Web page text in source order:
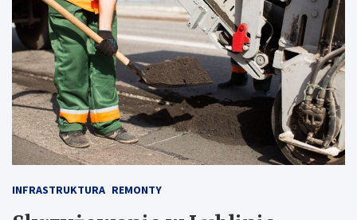
INFRASTRUKTURA REMONTY